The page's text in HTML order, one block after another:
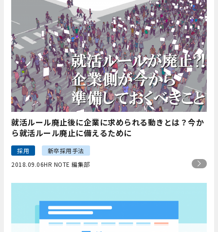
就活ルール廃止後に企業に求められる動きとは？今か
ら就活ルール廃止に備えるために
採用
新卒採用手法
2018.09.06HR NOTE 編集部